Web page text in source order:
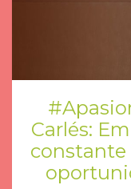
Carlés:
constante